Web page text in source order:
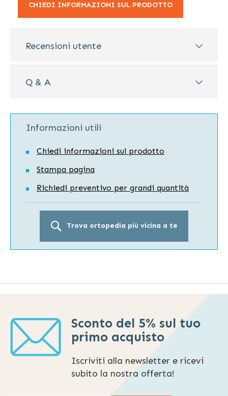
CHIEDI INFORMAZIONI SUL PRODOTTO
Recensioni utente
Q & A
Informazioni utili
Chiedi informazioni sul prodotto
Stampa pagina
Richiedi preventivo per grandi quantità
Trova ortopedia più vicina a te
Sconto del 5% sul tuo
primo acquisto
Iscriviti alla newsletter e ricevi
subito la nostra offerta!